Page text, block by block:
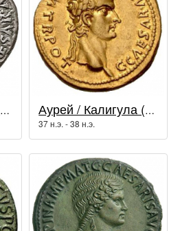
Денарий / Калигула (37 - 41 гг.) Аурей / Калигула (37 - 41 гг.)
37 н.э. - 38 н.э.